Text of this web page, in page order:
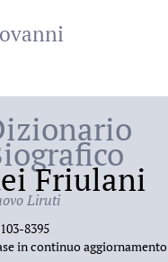
Friulani
Liruti
8395
in continuo aggiornamento